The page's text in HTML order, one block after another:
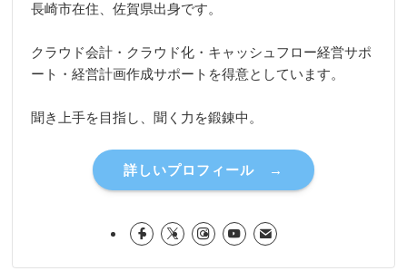
長崎市在住、佐賀県出身です。
クラウド会計・クラウド化・キャッシュフロー経営サポ
ート・経営計画作成サポートを得意としています。
聞き上手を目指し、聞く力を鍛錬中。
詳しいプロフィール →